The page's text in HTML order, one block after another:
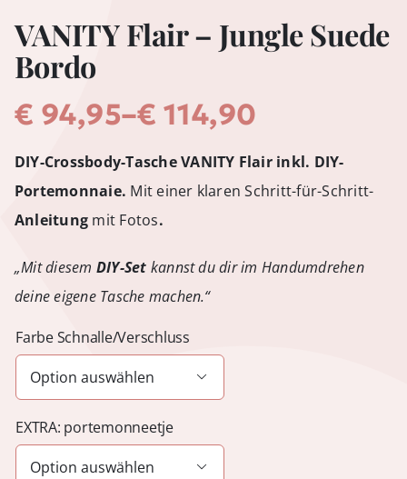
VANITY Flair – Jungle Suede
Bordo
€ 94,95–€ 114,90
Preisspanne:
€ 94,95
bis
€ 114,90
DIY-Crossbody-Tasche VANITY Flair inkl. DIY-
Portemonnaie. Mit einer klaren Schritt-für-Schritt-
Anleitung mit Fotos.
„Mit diesem DIY-Set kannst du dir im Handumdrehen
deine eigene Tasche machen.“
Farbe Schnalle/Verschluss

EXTRA: portemonneetje
